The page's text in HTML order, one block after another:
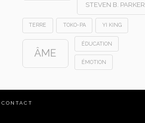
STEVEN B. PARKER
TERRE TOKO-PA YI KING
ÂME
ÉDUCATION
ÉMOTION
CONTACT